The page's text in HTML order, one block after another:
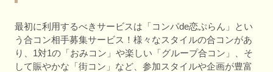
最初に利用するべきサービスは「コンパde恋ぷらん」とい
う合コン相手募集サービス！様々なスタイルの合コンがあ
り、1対1の「おみコン」や楽しい「グループ合コン」、そ
して賑やかな「街コン」など、参加スタイルや企画が豊富